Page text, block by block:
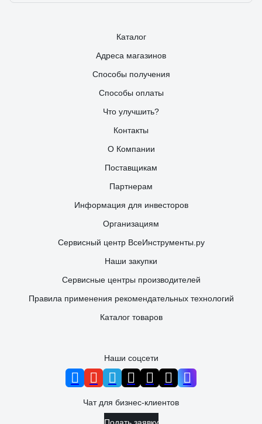
Каталог
Адреса магазинов
Способы получения
Способы оплаты
Что улучшить?
Контакты
О Компании
Поставщикам
Партнерам
Информация для инвесторов
Организациям
Сервисный центр ВсеИнструменты.ру
Наши закупки
Сервисные центры производителей
Правила применения рекомендательных технологий
Каталог товаров
Наши соцсети
Чат для бизнес-клиентов